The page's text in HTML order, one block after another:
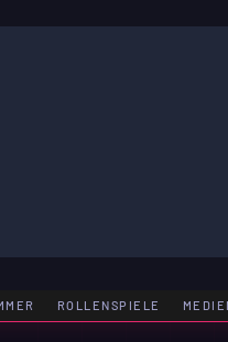
ROLLENSPIELE